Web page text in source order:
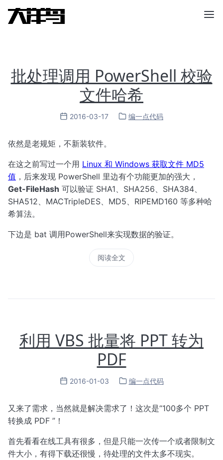
批处理调用 PowerShell 校验
文件哈希
2016-03-17 编一点代码
依然是老规矩，不新装软件。
在这之前写过一个用 Linux 和 Windows 获取文件 MD5
值 ，后来发现 PowerShell 里边有个功能更加的强大，
Get-FileHash 可以验证 SHA1、SHA256、SHA384、
SHA512、MACTripleDES、MD5、RIPEMD160 等多种哈
希算法。
下边是 bat 调用PowerShell来实现数据的验证。
阅读全文
利用 VBS 批量将 PPT 转为
PDF
2016-01-03 编一点代码
又来了需求，当然就是解决需求了！这次是“100多个 PPT
转换成 PDF ”！
首先看看在线工具有很多，但是只能一次传一个或者限制文
件大小，有得下载还很慢，待处理的文件太多不现实。